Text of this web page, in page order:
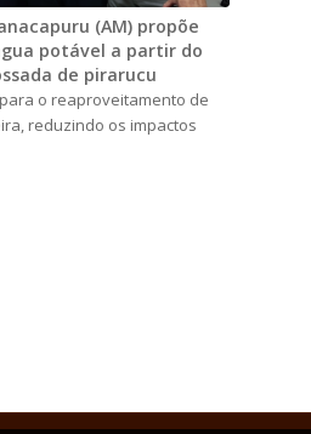
(AM) propõe
potável a partir do
de pirarucu
o reaproveitamento de
reduzindo os impactos